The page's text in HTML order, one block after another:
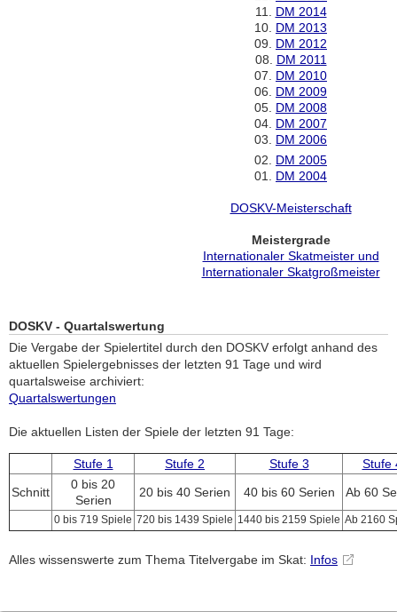
11. DM 2014
10. DM 2013
09. DM 2012
08. DM 2011
07. DM 2010
06. DM 2009
05. DM 2008
04. DM 2007
03. DM 2006
02. DM 2005
01. DM 2004
DOSKV-Meisterschaft
Meistergrade
Internationaler Skatmeister und
Internationaler Skatgroßmeister
DOSKV - Quartalswertung
Die Vergabe der Spielertitel durch den DOSKV erfolgt anhand des
aktuellen Spielergebnisses der letzten 91 Tage und wird
quartalsweise archiviert:
Quartalswertungen
Die aktuellen Listen der Spiele der letzten 91 Tage:
Stufe 1 Stufe 2 Stufe 3
Stufe
Schnitt
0 bis 20
Serien
20 bis 40 Serien 40 bis 60 Serien Ab 60
0 bis 719 Spiele 720 bis 1439 Spiele 1440 bis 2159 Spiele Ab 2160
Alles wissenswerte zum Thema Titelvergabe im Skat: Infos